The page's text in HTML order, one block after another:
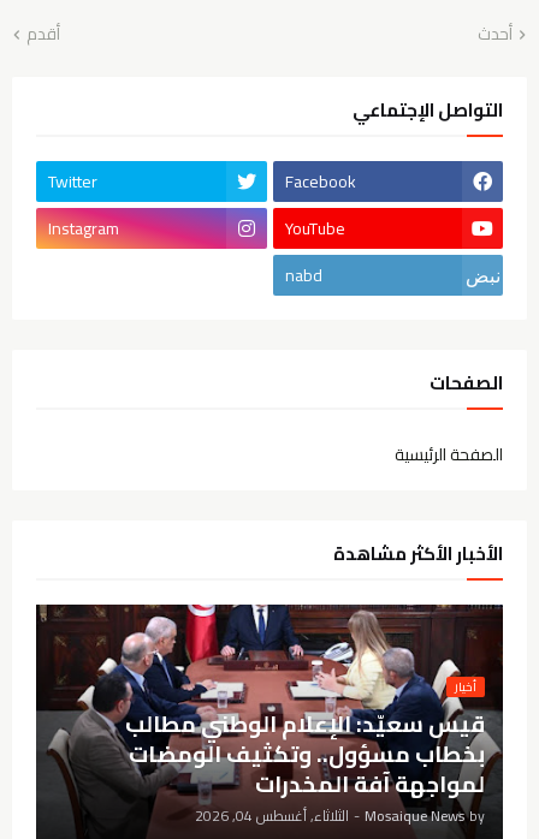
أحدث أقدم
التواصل الإجتماعي
Facebook
Twitter
YouTube
Instagram
nabd
الصفحات
الصفحة الرئيسية
الأخبار الأكثر مشاهدة
أخيار
قيس سعيّد: الإعلام الوطني مطالب
بخطاب مسؤول.. وتكثيف الومضات
لمواجهة آفة المخدرات
by
Mosaique News
- الثلاثاء, أغسطس 04, 2026